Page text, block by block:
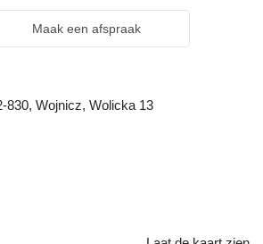
Maak een afspraak
830, Wojnicz, Wolicka 13